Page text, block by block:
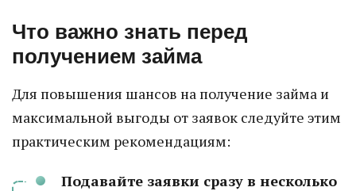
Что важно знать перед
получением займа
Для повышения шансов на получение займа и
максимальной выгоды от заявок следуйте этим
практическим рекомендациям:
Подавайте заявки сразу в несколько